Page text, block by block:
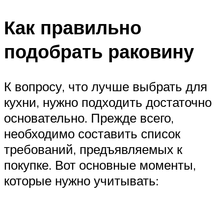
Как правильно
подобрать раковину
К вопросу, что лучше выбрать для
кухни, нужно подходить достаточно
основательно. Прежде всего,
необходимо составить список
требований, предъявляемых к
покупке. Вот основные моменты,
которые нужно учитывать: